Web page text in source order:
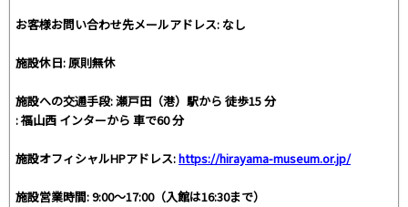
お客様お問い合わせ先メールアドレス: なし
施設休日: 原則無休
施設への交通手段: 瀬戸田（港）駅から 徒歩15 分
: 福山西 インターから 車で60 分
施設オフィシャルHPアドレス:https://hirayama-museum.or.jp/
施設営業時間: 9:00〜17:00（入館は16:30まで）